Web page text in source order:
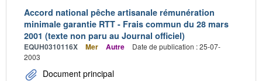
Accord national pêche artisanale rémunération
minimale garantie RTT - Frais commun du 28 mars
2001 (texte non paru au Journal officiel)
EQUH0310116X Mer Autre
Date de publication : 25-07-
2003
Document principal